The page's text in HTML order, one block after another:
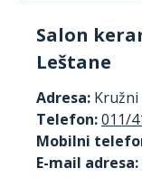
Salon
Leštane
Adresa:
Telefon:011/
Mobilni
E-mail adresa: